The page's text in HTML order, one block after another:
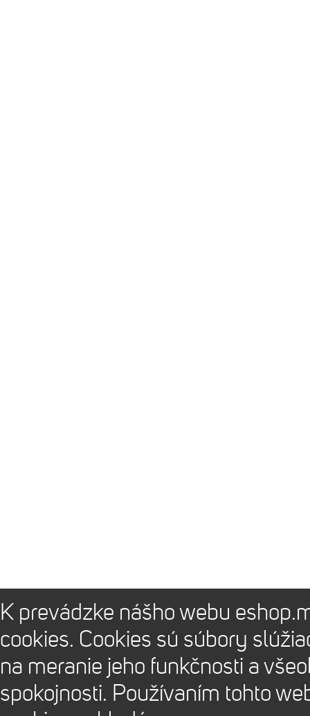
K prevádzke nášho webu
cookies. Cookies sú súbory
na meranie jeho funkčnosti a
spokojnosti. Používaním tohto